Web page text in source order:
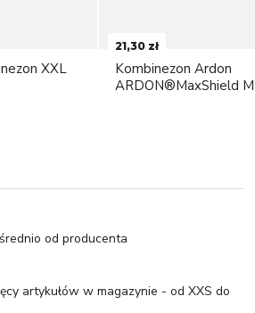
XXL
21,30 zł
Kombinezon Ardon
ARDON®MaxShield M
od producenta
artykułów w magazynie - od XXS do